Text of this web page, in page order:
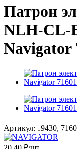
Патрон
NLH-CL-
Navigator
Артикул: 19430,
20.40 ₽/шт